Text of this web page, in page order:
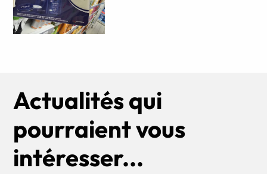
Actualités qui
pourraient vous
intéresser...